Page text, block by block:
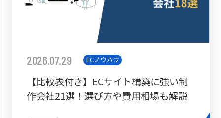
2026.07.29 ECノウハウ
【比較表付き】ECサイト構築に強い制
作会社21選！選び方や費用相場も解説